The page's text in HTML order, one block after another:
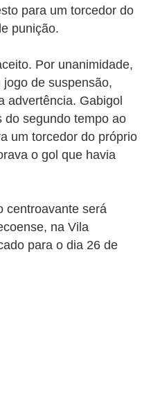
para um torcedor do
punição.
Por unanimidade,
de suspensão,
advertência. Gabigol
do segundo tempo ao
um torcedor do próprio
o gol que havia
centroavante será
na Vila
para o dia 26 de